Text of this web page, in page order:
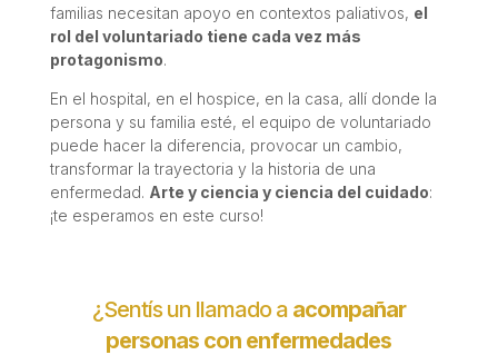
familias necesitan apoyo en contextos paliativos, el
rol del voluntariado tiene cada vez más
protagonismo.
En el hospital, en el hospice, en la casa, allí donde la
persona y su familia esté, el equipo de voluntariado
puede hacer la diferencia, provocar un cambio,
transformar la trayectoria y la historia de una
enfermedad. Arte y ciencia y ciencia del cuidado:
¡te esperamos en este curso!
¿Sentís un llamado a acompañar
personas con enfermedades